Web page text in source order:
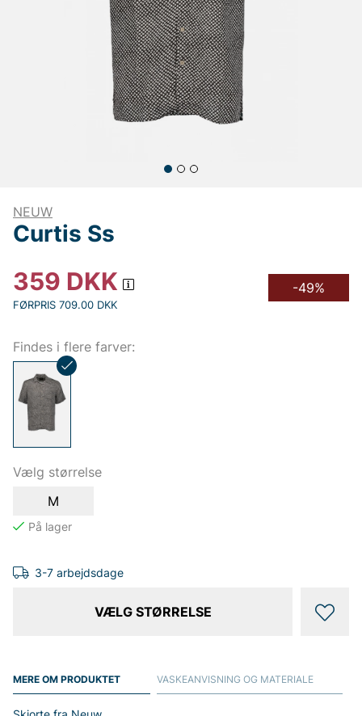
NEUW
Curtis Ss
359 DKK
FØRPRIS 709.00 DKK
-49%
Findes i flere farver:
Vælg størrelse
M
3-7 arbejdsdage
VÆLG STØRRELSE
MERE OM PRODUKTET VASKEANVISNING OG MATERIALE